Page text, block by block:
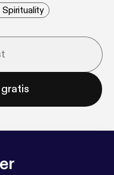
Spirituality